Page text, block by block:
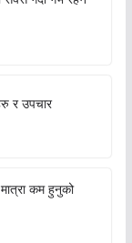
र उपचार
कम हुनुको